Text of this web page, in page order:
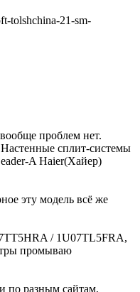
tolshchina-21-sm-
проблем нет.
сплит-системы
A Haier(Хайер)
эту модель всё же
/ 1U07TL5FRA,
промываю
по разным сайтам,